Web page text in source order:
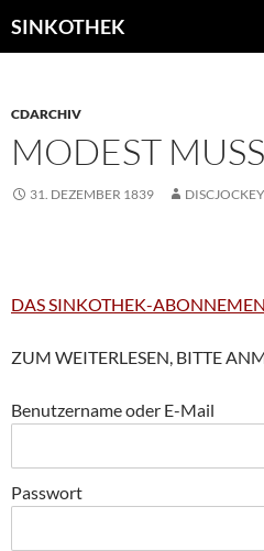
Inhalt
SINKOTHEK
CDARCHIV
MODEST
31. DEZEMBER 1839 DISCJOCKEY
DAS SINKOTHEK-
ZUM WEITERLESEN, BITTE
Benutzername oder E-Mail
Passwort